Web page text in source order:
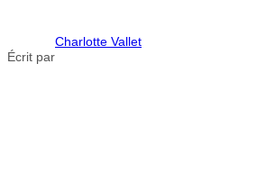
Écrit par
Charlotte Vallet